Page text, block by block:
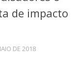
de impacto
DE 2018